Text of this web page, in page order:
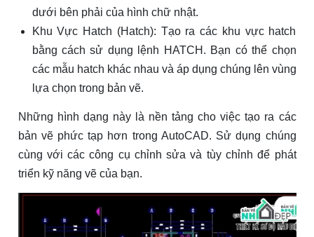
dưới bên phải của hình chữ nhật.
Khu Vực Hatch (Hatch): Tạo ra các khu vực hatch
bằng cách sử dụng lệnh HATCH. Bạn có thể chọn
các mẫu hatch khác nhau và áp dụng chúng lên vùng
lựa chọn trong bản vẽ.
Những hình dạng này là nền tảng cho việc tạo ra các
bản vẽ phức tạp hơn trong AutoCAD. Sử dụng chúng
cùng với các công cụ chỉnh sửa và tùy chỉnh để phát
triển kỹ năng vẽ của bạn.